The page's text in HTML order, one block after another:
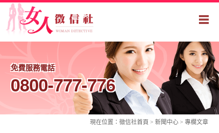
免費服務電話
0800-777-776
現在位置： 徵信社首頁 > 新聞中心 > 專欄文章